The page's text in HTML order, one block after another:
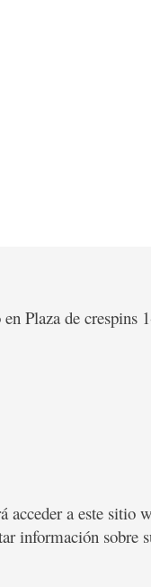
Plaza de crespins
acceder a este sitio
información sobre